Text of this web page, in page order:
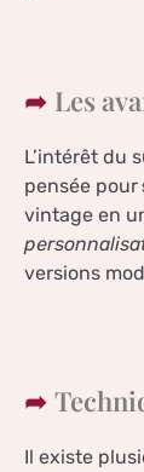
Les
L’intérêt du
pensée pour
vintage en
versions
Il existe